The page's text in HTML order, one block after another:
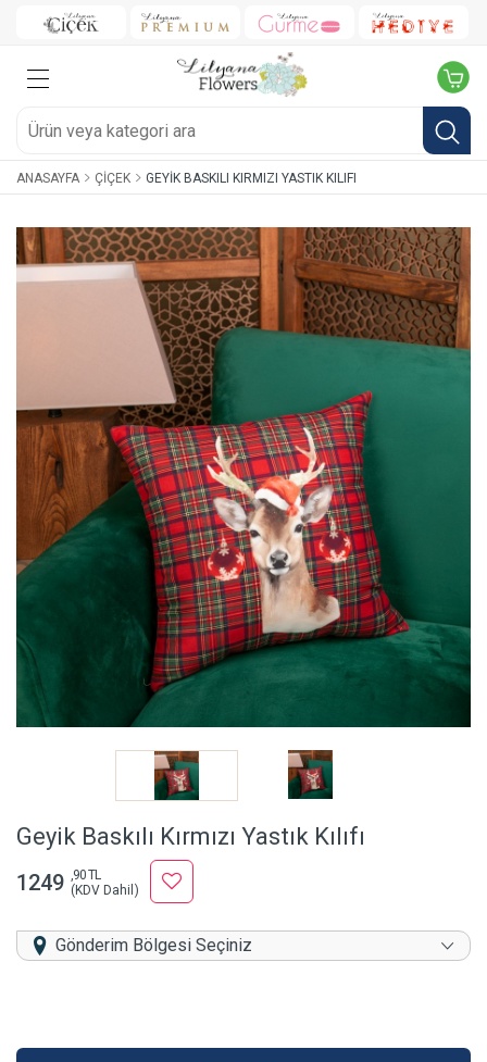
ANASAYFA ÇIÇEK GEYIK BASKILI KIRMIZI YASTIK KILIFI
Geyik Baskılı Kırmızı Yastık Kılıfı
1249 ,90 TL
(KDV Dahil)
Gönderim Bölgesi Seçiniz